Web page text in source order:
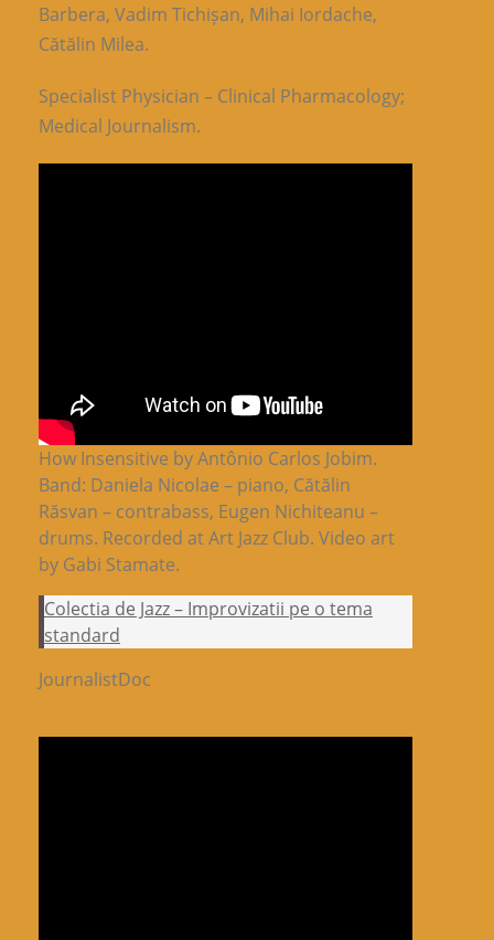
Barbera, Vadim Tichișan, Mihai Iordache,
Cătălin Milea.
Specialist Physician – Clinical Pharmacology;
Medical Journalism.
How Insensitive by Antônio Carlos Jobim.
Band: Daniela Nicolae – piano, Cătălin
Răsvan – contrabass, Eugen Nichiteanu –
drums. Recorded at Art Jazz Club. Video art
by Gabi Stamate.
Colectia de Jazz – Improvizatii pe o tema
standard
JournalistDoc